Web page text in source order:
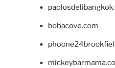
bobacove.com